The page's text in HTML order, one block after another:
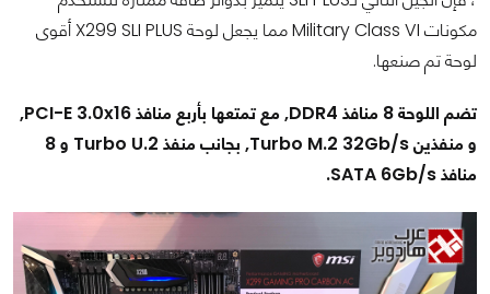
مكونات Military Class VI مما يجعل لوحة X299 SLI PLUS أقوى
لوحة تم صنعها.
تضم اللوحة 8 منافذ DDR4, مع تمتعها بأربع منافذ PCI-E 3.0x16,
و منفذين Turbo M.2 32Gb/s, بجانب منفذ Turbo U.2 و 8
منافذ SATA 6Gb/s.